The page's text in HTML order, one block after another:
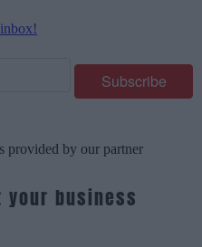
provided by our partner
your business